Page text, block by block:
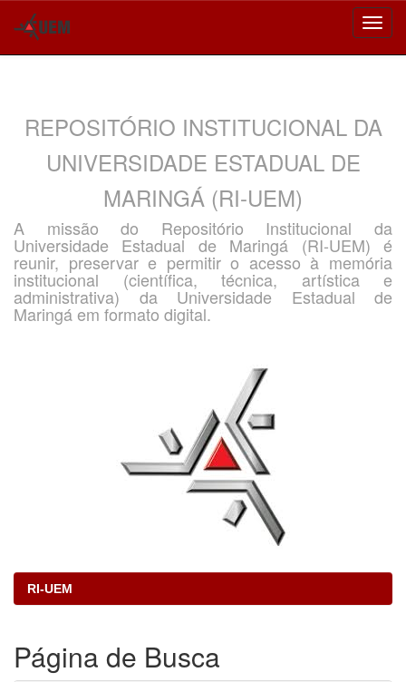
REPOSITÓRIO INSTITUCIONAL DA
UNIVERSIDADE ESTADUAL DE
MARINGÁ (RI-UEM)
A missão do Repositório Institucional da
Universidade Estadual de Maringá (RI-UEM) é
reunir, preservar e permitir o acesso à memória
institucional (científica, técnica, artística e
administrativa) da Universidade Estadual de
Maringá em formato digital.
RI-UEM
Página de Busca